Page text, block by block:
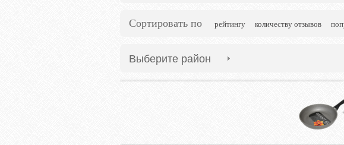
Сортировать по рейтингу количеству отзывов
Выберите район